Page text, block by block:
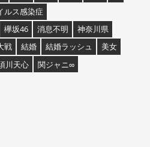
ルス感染症
欅坂46 消息不明
神奈川県
戦 結婚 結婚ラッシュ
美女
川天心 関ジャニ∞